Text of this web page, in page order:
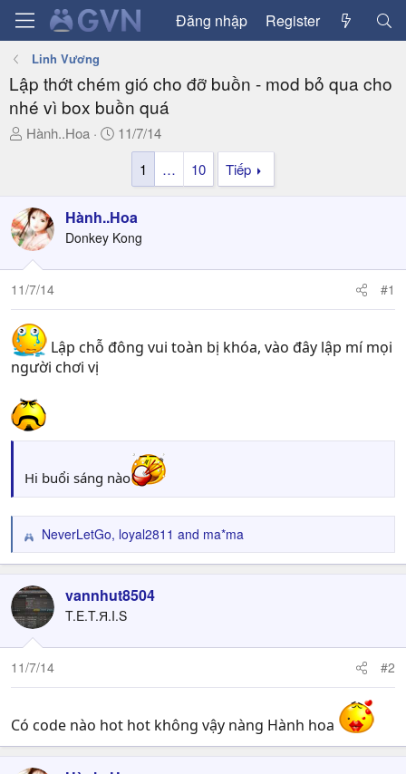
Đăng nhập Register
Linh Vương
Lập thớt chém gió cho đỡ buồn - mod bỏ qua cho
nhé vì box buồn quá
T
a
d
s
t
a
t
e
r
Hành..Hoa
N
g
ử
i
11/7/14
1
… 10 Tiếp
Hành..Hoa
Donkey Kong
11/7/14 #1
Lập chỗ đông vui toàn bị khóa, vào đây lập mí mọi
người chơi vị
Hi buổi sáng nào
R
e
c
t
i
o
n
NeverLetGo, loyal2811 and ma*ma
vannhut8504
T.E.T.Я.I.S
11/7/14 #2
Có code nào hot hot không vậy nàng Hành hoa